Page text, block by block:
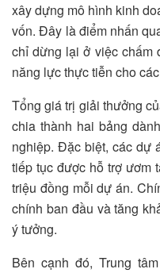
xây dựng mô hình kinh
vốn. Đây là điểm nhấn
chỉ dừng lại ở việc chấm
năng lực thực tiễn cho
Tổng giá trị giải thưởng
chia thành hai bảng
nghiệp. Đặc biệt, các dự
tiếp tục được hỗ trợ ươm
triệu đồng mỗi dự án.
chính ban đầu và tăng
ý tưởng.
Bên cạnh đó, Trung